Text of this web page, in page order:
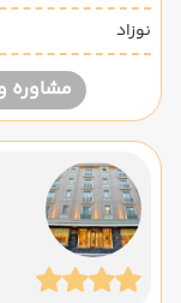
نوزاد
مشاوره